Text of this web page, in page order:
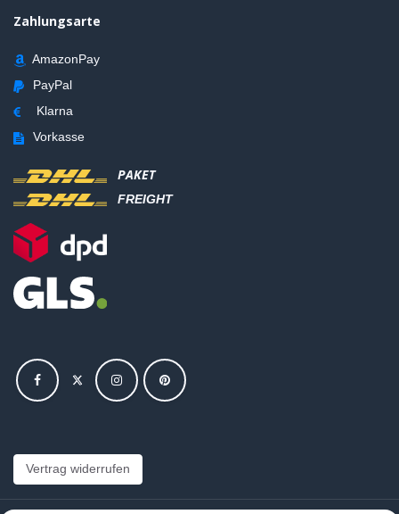
Zahlungsarte
AmazonPay
PayPal
Klarna
Vorkasse
PAKET
FREIGHT
Vertrag widerrufen